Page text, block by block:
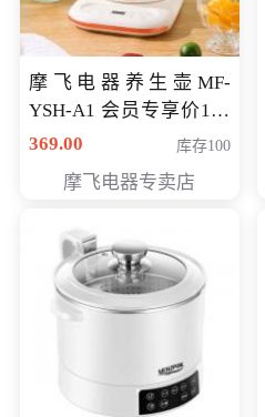
摩飞电器养生壶MF-
YSH-A1 会员专享价198
元
369.00 库存100
摩飞电器专卖店